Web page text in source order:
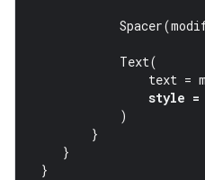
Spacer(
Text(
text =
style =
)
}
}
}